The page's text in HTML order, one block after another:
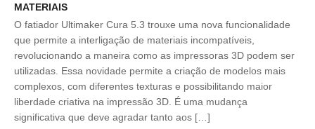
MATERIAIS
O fatiador Ultimaker Cura 5.3 trouxe uma nova funcionalidade
que permite a interligação de materiais incompatíveis,
revolucionando a maneira como as impressoras 3D podem ser
utilizadas. Essa novidade permite a criação de modelos mais
complexos, com diferentes texturas e possibilitando maior
liberdade criativa na impressão 3D. É uma mudança
significativa que deve agradar tanto aos […]